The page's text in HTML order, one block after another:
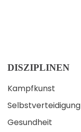
DISZIPLINEN
Kampfkunst
Selbstverteidigung
Gesundheit